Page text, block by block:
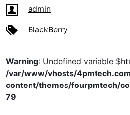
admin
BlackBerry
Warning: Undefined variable
/var/www/vhosts/
content/themes/fourpmtech/
79